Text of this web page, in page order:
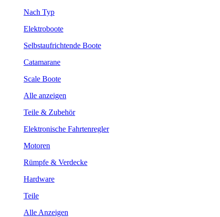
Nach Typ
Elektroboote
Selbstaufrichtende Boote
Catamarane
Scale Boote
Alle anzeigen
Teile & Zubehör
Elektronische Fahrtenregler
Motoren
Rümpfe & Verdecke
Hardware
Teile
Alle Anzeigen